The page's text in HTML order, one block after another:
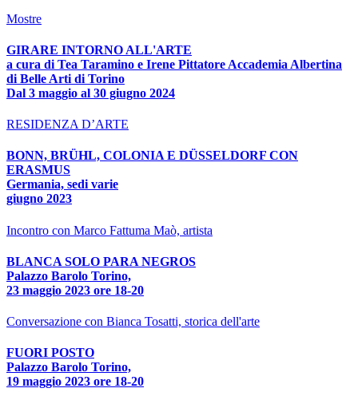
Mostre
GIRARE INTORNO ALL'ARTE
a cura di Tea Taramino e Irene Pittatore Accademia Albertina
di Belle Arti di Torino
Dal 3 maggio al 30 giugno 2024
RESIDENZA D’ARTE
BONN, BRÜHL, COLONIA E DÜSSELDORF CON
ERASMUS
Germania, sedi varie
giugno 2023
Incontro con Marco Fattuma Maò, artista
BLANCA SOLO PARA NEGROS
Palazzo Barolo Torino,
23 maggio 2023 ore 18-20
Conversazione con Bianca Tosatti, storica dell'arte
FUORI POSTO
Palazzo Barolo Torino,
19 maggio 2023 ore 18-20